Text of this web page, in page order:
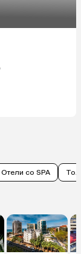
Отели со SPA